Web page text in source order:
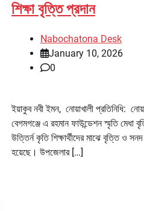
শিক্ষা বৃত্তি প্রদান
Nabochatona Desk
January 10, 2026
0
ইয়াকুব নবী ইমন, নোয়াখালী প্রতিনিধি:
বেগমগঞ্জে এ রহমান ফাউন্ডেশন স্মৃতি মেধা
উত্তির্ন কৃতি শিক্ষার্থীদের মাঝে বৃত্তি ও
হয়েছে। উপজেলার […]